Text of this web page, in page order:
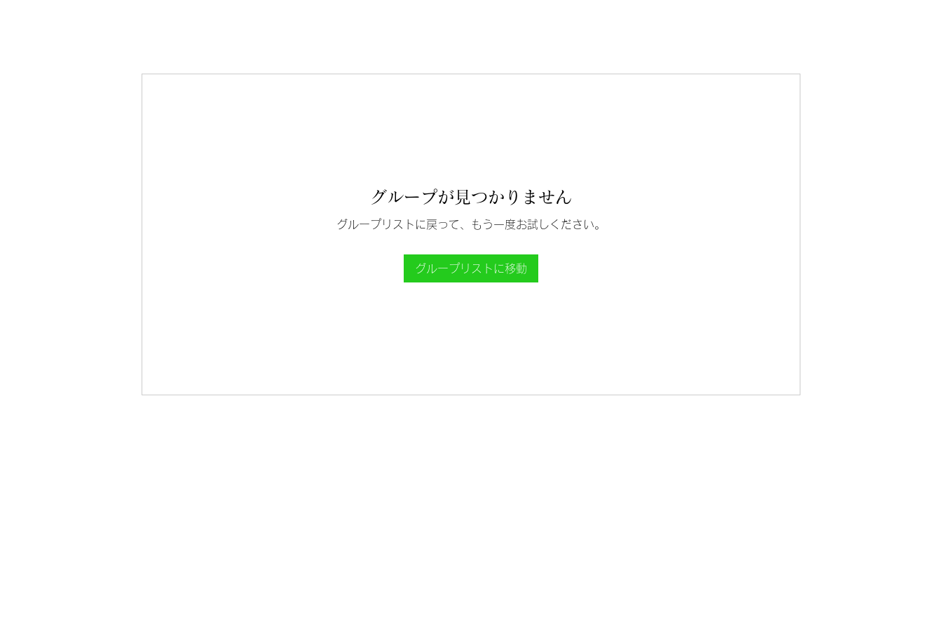
グループが見つかりません
グループリストに戻って、もう一度お試しください。
グループリストに移動